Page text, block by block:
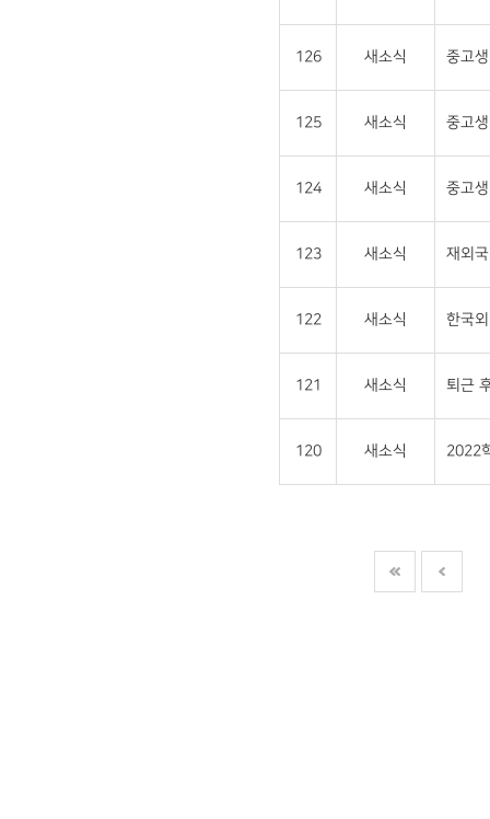
126 새소식 중고
125 새소식 중고
124 새소식 중고
123 새소식 재외
122 새소식 한국
121 새소식 퇴근
120 새소식 2022